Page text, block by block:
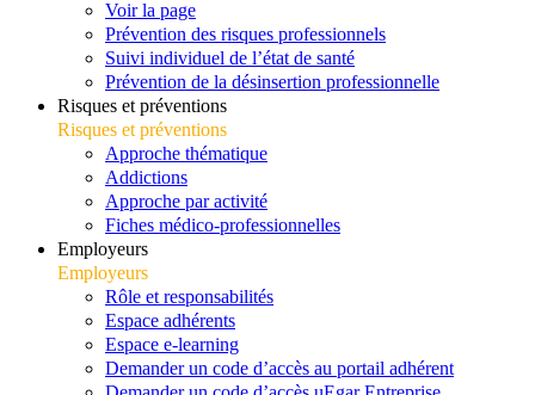
Voir la page
Prévention des risques professionnels
Suivi individuel de l’état de santé
Prévention de la désinsertion professionnelle
Risques et préventions
Risques et préventions
Approche thématique
Addictions
Approche par activité
Fiches médico-professionnelles
Employeurs
Employeurs
Rôle et responsabilités
Espace adhérents
Espace e-learning
Demander un code d’accès au portail adhérent